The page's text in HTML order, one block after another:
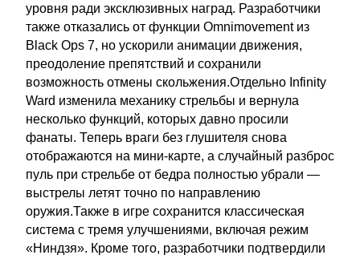
уровня ради эксклюзивных наград. Разработчики
также отказались от функции Omnimovement из
Black Ops 7, но ускорили анимации движения,
преодоление препятствий и сохранили
возможность отмены скольжения.Отдельно Infinity
Ward изменила механику стрельбы и вернула
несколько функций, которых давно просили
фанаты. Теперь враги без глушителя снова
отображаются на мини-карте, а случайный разброс
пуль при стрельбе от бедра полностью убрали —
выстрелы летят точно по направлению
оружия.Также в игре сохранится классическая
система с тремя улучшениями, включая режим
«Ниндзя». Кроме того, разработчики подтвердили